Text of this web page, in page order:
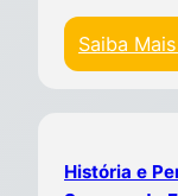
Saiba
História e